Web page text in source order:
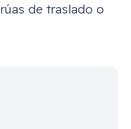
de traslado o